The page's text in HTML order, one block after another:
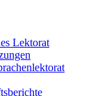
Lektorat